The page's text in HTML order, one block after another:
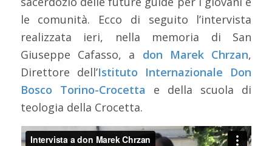
le comunità. Ecco di seguito l’intervista
realizzata ieri, nella memoria di San
Giuseppe Cafasso, a don Marek Chrzan,
Direttore dell’Istituto Internazionale Don
Bosco Torino-Crocetta e della scuola di
teologia della Crocetta.